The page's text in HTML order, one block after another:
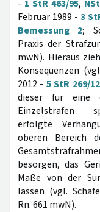
- 1 StR 463/95,
Februar 1989 - 3
Bemessung 2;
Praxis der
mwN). Hieraus
Konsequenzen
2012 - 5 StR 269/12
dieser für eine
Einzelstrafen
erfolgte
oberen Bereich
besorgen, das
Maße von der
lassen (vgl.
Rn. 661 mwN).